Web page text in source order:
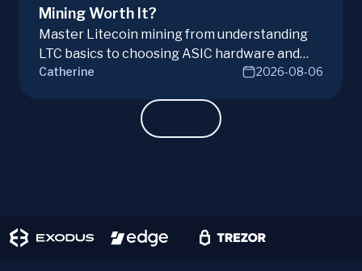
Mining Worth It?
Master Litecoin mining from understanding
LTC basics to choosing ASIC hardware and
joining mining pools. Optimize your Litecoin
Catherine 2026-08-06